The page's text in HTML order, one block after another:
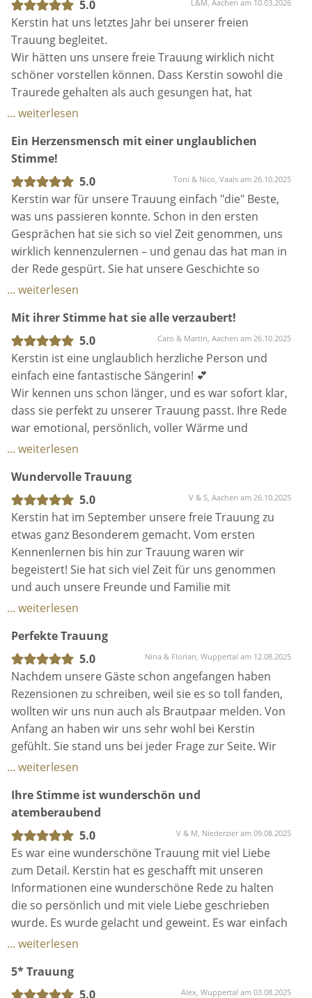
Danke Kerstin für diese wunderschöne Trauung und
den tollen Sektempfang!🫶🏻
Tränen gerührt und am Ende haben die Gäste im
Chor mitgesungen.
Dank Kerstin bleibt unsere Hochzeit für uns ein
unvergesslich schöner Tag.
Danke für diese wunderschönen Erinnerungen liebe
Kerstin 🤍
aufgehoben gefühlt.
Die Rede war individuell und wunderschön gestaltet,
genau auf uns zugeschnitten - im richtigen Maß
locker/lustig, aber auch emotional. Nicht nur wir,
sondern auch unsere Gäste waren restlos
begeistert.
Wer eine ganz besondere freie Trauung erleben
5.0 L&M, Aachen am 10.03.2026
Kerstin hat uns letztes Jahr bei unserer freien
Trauung begleitet.
Wir hätten uns unsere freie Trauung wirklich nicht
schöner vorstellen können. Dass Kerstin sowohl die
Traurede gehalten als auch gesungen hat, hat
unsere Trauung unglaublich besonders gemacht –
berührt.
Vom ersten Kontakt über die ganze Vorbereitung bis
zum großen Tag haben wir uns jederzeit super wohl
gefühlt. Alles war sehr entspannt, herzlich und
persönlich. Besonders schön fanden wir, dass
Kerstin auch Freunde und Familie mit einbezogen
hat – dadurch wurde die Trauung noch individueller
und persönlicher.
Die Zeremonie selbst war eine richtig schöne
Mischung aus emotionalen, herzlichen und
humorvollen Passagen- ganz locker, leicht und
trotzdem total berührend. Genau so, wie wir es uns
gewünscht haben.
Auch unsere Gäste waren total begeistert und haben
uns danach noch oft auf die Trauung angesprochen.
Wir sind sehr froh, dass Kerstin uns an diesem Tag
begleitet hat und können sie wirklich von Herzen
weiterempfehlen! ❤️
... weiterlesen
Ein Herzensmensch mit einer unglaublichen
Stimme!
5.0
Toni & Nico, Vaals am 26.10.2025
Kerstin war für unsere Trauung einfach "die" Beste,
was uns passieren konnte. Schon in den ersten
Gesprächen hat sie sich so viel Zeit genommen, uns
wirklich kennenzulernen – und genau das hat man in
der Rede gespürt. Sie hat unsere Geschichte so
erzählt, echt, gefühlvoll und gleichzeitig mit genau
Gäste haben gelacht, geweint und jedes Wort
aufgesogen. Ihr Gesang – pure Emotion, mitten ins
Herz, ganz ganz tolle Stimmung. Kerstin hat diesen
Moment für uns unvergesslich gemacht. Ein
Herzensmensch mit einer unglaublichen Stimme!
Danke❤️Danke, LG Toni&Nico
... weiterlesen
Mit ihrer Stimme hat sie alle verzaubert!
5.0
Caro & Martin, Aachen am 26.10.2025
Kerstin ist eine unglaublich herzliche Person und
einfach eine fantastische Sängerin! 💕
Wir kennen uns schon länger, und es war sofort klar,
dass sie perfekt zu unserer Trauung passt. Ihre Rede
war emotional, persönlich, voller Wärme und
Humor– genau so, wie wir es uns gewünscht haben.
Gäste waren sich einig: besser hätte man es nicht
machen können🎶
Danke, liebe Kerstin, dass du unseren Tag so
besonders gemacht hast! 🥰
Liebe Grüße von Caro und Martin
... weiterlesen
Wundervolle Trauung
5.0
V & S, Aachen am 26.10.2025
Kerstin hat im September unsere freie Trauung zu
etwas ganz Besonderem gemacht. Vom ersten
Kennenlernen bis hin zur Trauung waren wir
begeistert! Sie hat sich viel Zeit für uns genommen
und auch unsere Freunde und Familie mit
einbezogen – das hat uns sehr berührt. Noch beim
und unserer Familie für die wunderschöne,
sympathische Trauung und ihren Gesang gelobt.
Auf diesem Wege nochmals vielen lieben Dank für
diese wundervolle Trauung! 🥰
Vanessa und Simeon
... weiterlesen
Perfekte Trauung
5.0
Nina & Florian, Wuppertal am 12.08.2025
Nachdem unsere Gäste schon angefangen haben
Rezensionen zu schreiben, weil sie es so toll fanden,
wollten wir uns nun auch als Brautpaar melden. Von
Anfang an haben wir uns sehr wohl bei Kerstin
gefühlt. Sie stand uns bei jeder Frage zur Seite. Wir
sind sehr dankbar, dass wir unsere Trauung mit
emotional, persönlich und berührend, dass nicht nur
wir, sondern auch unsere Gäste tief bewegt waren.
Viele unserer Freunde und Familienmitglieder kamen
im Anschluss zu uns und sagten, es habe sich
angefühlt, als würde eine langjährige Freundin
unsere Geschichte erzählen. Zusätzlich hat sie mit
ihrer wunderschönen Gesang der Zeremonie einen
unvergesslichen, magischen Moment geschenkt. Wir
hätten uns niemand Besseren für diesen
... weiterlesen
Ihre Stimme ist wunderschön und
atemberaubend
5.0
V & M, Niederzier am 09.08.2025
Es war eine wunderschöne Trauung mit viel Liebe
zum Detail. Kerstin hat es geschafft mit unseren
Informationen eine wunderschöne Rede zu halten
die so persönlich und mit viele Liebe geschrieben
wurde. Es wurde gelacht und geweint. Es war einfach
zum Lachen schön aber auch zum weinen schön.
Stimme ist wunderschön und atemberaubend ob bei
der Rede oder beim Gesang. Vielen Dank für die tolle
... weiterlesen
5* Trauung
5.0
Alex, Wuppertal am 03.08.2025